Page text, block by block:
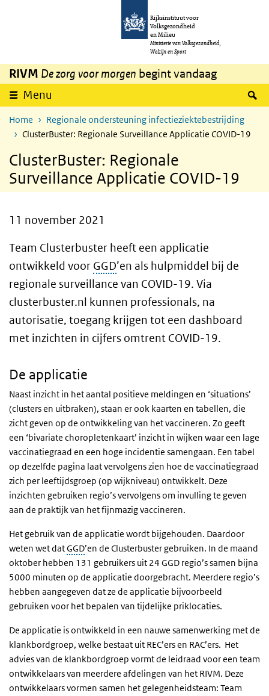
Overslaan en naar de inhoud gaan
Rijksinstituut voor
Volksgezondheid
en Milieu
Ministerie van Volksgezondheid,
Welzijn en Sport
RIVM De zorg voor morgen begint vandaag
Menu
Home
Regionale ondersteuning infectieziektebestrijding
ClusterBuster: Regionale Surveillance Applicatie COVID-19
ClusterBuster: Regionale
Surveillance Applicatie COVID-19
11 november 2021
Team Clusterbuster heeft een applicatie
ontwikkeld voor GGD’en als hulpmiddel bij de
regionale surveillance van COVID-19. Via
clusterbuster.nl kunnen professionals, na
autorisatie, toegang krijgen tot een dashboard
met inzichten in cijfers omtrent COVID-19.
De applicatie
Naast inzicht in het aantal positieve meldingen en ‘situations’
(clusters en uitbraken), staan er ook kaarten en tabellen, die
zicht geven op de ontwikkeling van het vaccineren. Zo geeft
een ‘bivariate choropletenkaart’ inzicht in wijken waar een lage
vaccinatiegraad en een hoge incidentie samengaan. Een tabel
op dezelfde pagina laat vervolgens zien hoe de vaccinatiegraad
zich per leeftijdsgroep (op wijkniveau) ontwikkelt. Deze
inzichten gebruiken regio’s vervolgens om invulling te geven
aan de praktijk van het fijnmazig vaccineren.
Het gebruik van de applicatie wordt bijgehouden. Daardoor
weten wet datGGD’en de Clusterbuster gebruiken. In de maand
oktober hebben 131 gebruikers uit 24 GGD regio’s samen bijna
5000 minuten op de applicatie doorgebracht. Meerdere regio’s
hebben aangegeven dat ze de applicatie bijvoorbeeld
gebruiken voor het bepalen van tijdelijke priklocaties.
De applicatie is ontwikkeld in een nauwe samenwerking met de
klankbordgroep, welke bestaat uit REC’ers en RAC’ers. Het
advies van de klankbordgroep vormt de leidraad voor een team
ontwikkelaars van meerdere afdelingen van het RIVM. Deze
ontwikkelaars vormen samen het gelegenheidsteam: Team